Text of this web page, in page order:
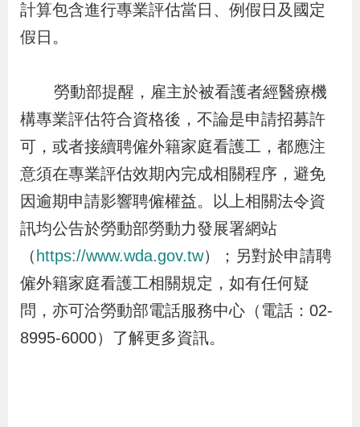
i
s
隱
私
權
及
資
訊
安
全
政
策
計算包含進行專業評估當日、例假日及國定
假日。
勞動部提醒，雇主於被看護者經醫療機
構專業評估符合資格後，不論是申請招募許
可，或者接續聘僱外籍家庭看護工，都應注
意須在專業評估效期內完成相關程序，避免
因逾期申請影響聘僱權益。以上相關法令資
訊均公告於勞動部勞動力發展署網站
（ https://www.wda.gov.tw）；另對於申請聘
僱外籍家庭看護工相關規定，如有任何疑
問，亦可洽勞動部電話服務中心（電話：02-
8995-6000）了解更多資訊。